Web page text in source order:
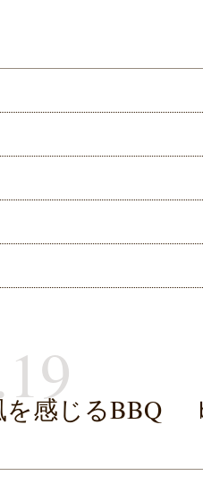
を感じるBBQ